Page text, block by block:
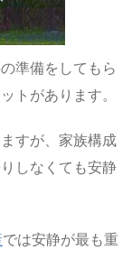
準備をしてもら
トがあります。
すが、家族構成
しなくても安静
では安静が最も重